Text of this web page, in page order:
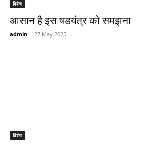
विशेष
आसान है इस षडयंत्र को समझना
admin - 27 May 2025
विशेष